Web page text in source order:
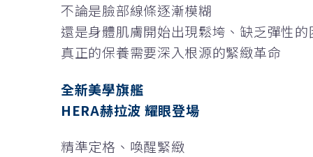
不論是臉部線條逐漸模糊
還是身體肌膚開始出現鬆垮、缺乏彈性的
真正的保養需要深入根源的緊緻革命
全新美學旗艦
HERA赫拉波 耀眼登場
精準定格、喚醒緊緻